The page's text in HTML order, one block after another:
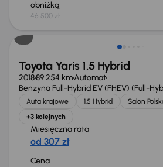
obniżką
46 500 zł
Toyota Yaris 1.5 Hybrid
201889 254 kmAutomat
Benzyna Full-Hybrid EV (FHEV) (Full-
Auta krajowe 1.5 Hybrid Salon
+3 kolejnych
Miesięczna rata
od 307 zł
Cena